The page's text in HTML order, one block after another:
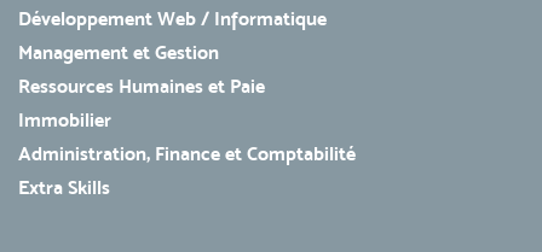
Développement Web / Informatique
Management et Gestion
Ressources Humaines et Paie
Immobilier
Administration, Finance et Comptabilité
Extra Skills